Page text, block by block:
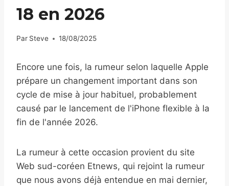
18 en 2026
Par Steve 18/08/2025
Encore une fois, la rumeur selon laquelle Apple
prépare un changement important dans son
cycle de mise à jour habituel, probablement
causé par le lancement de l'iPhone flexible à la
fin de l'année 2026.
La rumeur à cette occasion provient du site
Web sud-coréen Etnews, qui rejoint la rumeur
que nous avons déjà entendue en mai dernier,